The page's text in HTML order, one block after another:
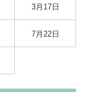
3月17日
7月22日